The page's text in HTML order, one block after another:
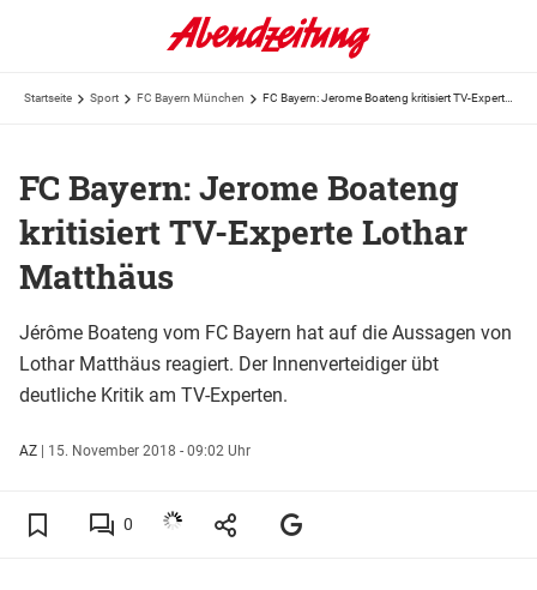
Startseite Sport FC Bayern München
FC Bayern: Jerome Boateng
kritisiert TV-Experte Lothar
Matthäus
Jérôme Boateng vom FC Bayern hat auf die Aussagen von
Lothar Matthäus reagiert. Der Innenverteidiger übt
deutliche Kritik am TV-Experten.
AZ | 15. November 2018 - 09:02 Uhr
0